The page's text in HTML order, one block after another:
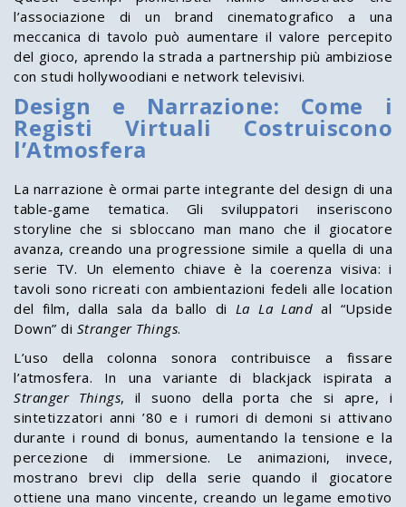
l’associazione di un brand cinematografico a una
meccanica di tavolo può aumentare il valore percepito
del gioco, aprendo la strada a partnership più ambiziose
con studi hollywoodiani e network televisivi.
Design e Narrazione: Come i
Registi Virtuali Costruiscono
l’Atmosfera
La narrazione è ormai parte integrante del design di una
table‑game tematica. Gli sviluppatori inseriscono
storyline che si sbloccano man mano che il giocatore
avanza, creando una progressione simile a quella di una
serie TV. Un elemento chiave è la coerenza visiva: i
tavoli sono ricreati con ambientazioni fedeli alle location
del film, dalla sala da ballo di La La Land al “Upside
Down” di Stranger Things.
L’uso della colonna sonora contribuisce a fissare
l’atmosfera. In una variante di blackjack ispirata a
Stranger Things, il suono della porta che si apre, i
sintetizzatori anni ’80 e i rumori di demoni si attivano
durante i round di bonus, aumentando la tensione e la
percezione di immersione. Le animazioni, invece,
mostrano brevi clip della serie quando il giocatore
ottiene una mano vincente, creando un legame emotivo